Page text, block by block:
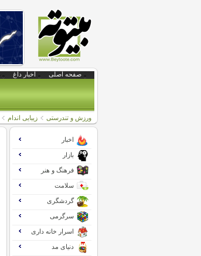
صفحه اصلی اخبار داغ
ورزش و تندرستی زیبایی اندام
اخبار
بازار
فرهنگ و هنر
سلامت
گردشگری
سرگرمی
اسرار خانه داری
دنیای مد